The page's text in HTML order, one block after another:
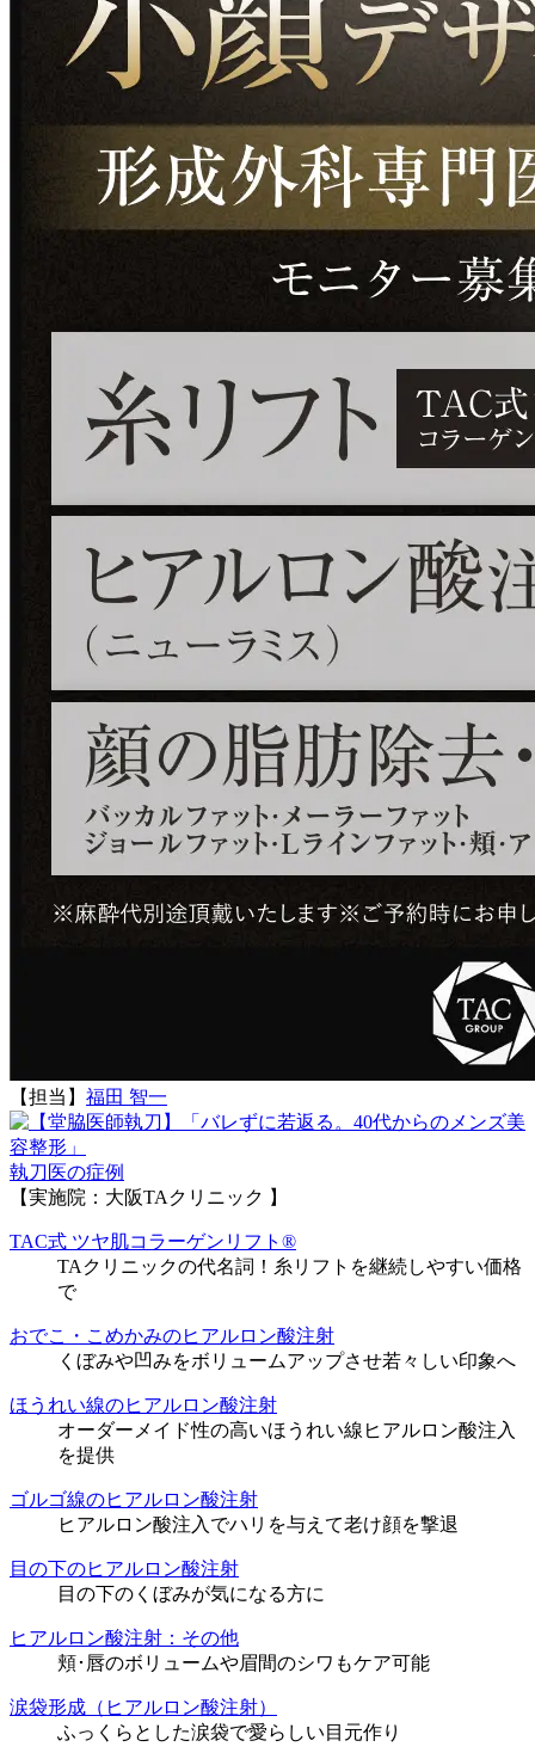
【担当】 福田 智一
執刀医の症例
【実施院：大阪TAクリニック 】
TAC式 ツヤ肌コラーゲンリフト®
TAクリニックの代名詞！糸リフトを継続しやすい価格
で
おでこ・こめかみのヒアルロン酸注射
くぼみや凹みをボリュームアップさせ若々しい印象へ
ほうれい線のヒアルロン酸注射
オーダーメイド性の高いほうれい線ヒアルロン酸注入
を提供
ゴルゴ線のヒアルロン酸注射
ヒアルロン酸注入でハリを与えて老け顔を撃退
目の下のヒアルロン酸注射
目の下のくぼみが気になる方に
ヒアルロン酸注射：その他
頬･唇のボリュームや眉間のシワもケア可能
涙袋形成（ヒアルロン酸注射）
ふっくらとした涙袋で愛らしい目元作り